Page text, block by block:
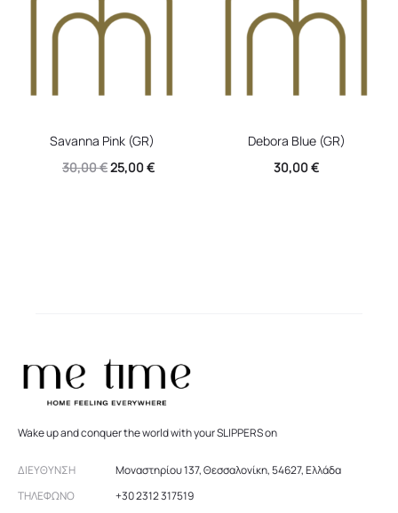
Savanna Pink (GR)
30,00€Original
25,00€Η
Debora Blue (GR)
30,00€
Wake up and conquer the world with your SLIPPERS on
ΔΙΕΎΘΥΝΣΗ
Μοναστηρίου 137, Θεσσαλονίκη, 54627, Ελλάδα
ΤΗΛΈΦΩΝΟ
+30 2312 317519